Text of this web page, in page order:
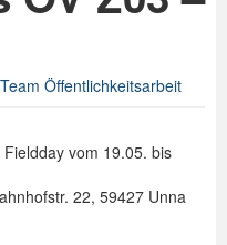
Team Öffentlichkeitsarbeit
vom 19.05. bis
22, 59427 Unna